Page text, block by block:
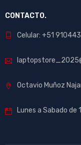
CONTACTO.
Celular: +51
Octavio Muñoz
Lunes a Sabado de